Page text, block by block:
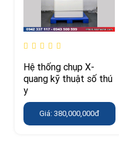
Hệ thống chụp X-
quang kỹ thuật số thú
y
Giá: 380,000,000đ